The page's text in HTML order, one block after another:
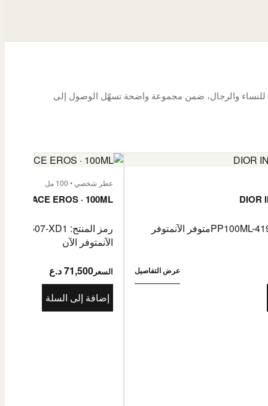
شخصية بحجم 100 مل للنساء والرجال، ضمن مجموعة واضحة تسهّل الوصول إلى
DIOR
متوفر الآنمتوفر
عرض التفاصيل
عطر شخصي • 100 مل
VERSACE EROS · 100ML
رمز المنتج: PP100ML-4081507-XD1
الآنمتوفر الآن
السعر 71,500 د.ع
إضافة إلى السلة